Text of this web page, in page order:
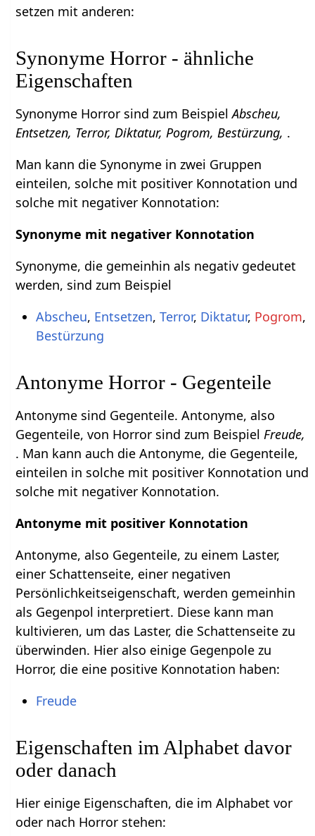
setzen mit anderen:
Synonyme Horror - ähnliche
Eigenschaften
Synonyme Horror sind zum BeispielAbscheu,
Entsetzen, Terror, Diktatur, Pogrom, Bestürzung, .
Man kann die Synonyme in zwei Gruppen
einteilen, solche mit positiver Konnotation und
solche mit negativer Konnotation:
Synonyme mit negativer Konnotation
Synonyme, die gemeinhin als negativ gedeutet
werden, sind zum Beispiel
Abscheu, Entsetzen, Terror, Diktatur, Pogrom,
Bestürzung
Antonyme Horror - Gegenteile
Antonyme sind Gegenteile. Antonyme, also
Gegenteile, von Horror sind zum BeispielFreude,
. Man kann auch die Antonyme, die Gegenteile,
einteilen in solche mit positiver Konnotation und
solche mit negativer Konnotation.
Antonyme mit positiver Konnotation
Antonyme, also Gegenteile, zu einem Laster,
einer Schattenseite, einer negativen
Persönlichkeitseigenschaft, werden gemeinhin
als Gegenpol interpretiert. Diese kann man
kultivieren, um das Laster, die Schattenseite zu
überwinden. Hier also einige Gegenpole zu
Horror, die eine positive Konnotation haben:
Freude
Eigenschaften im Alphabet davor
oder danach
Hier einige Eigenschaften, die im Alphabet vor
oder nach Horror stehen: